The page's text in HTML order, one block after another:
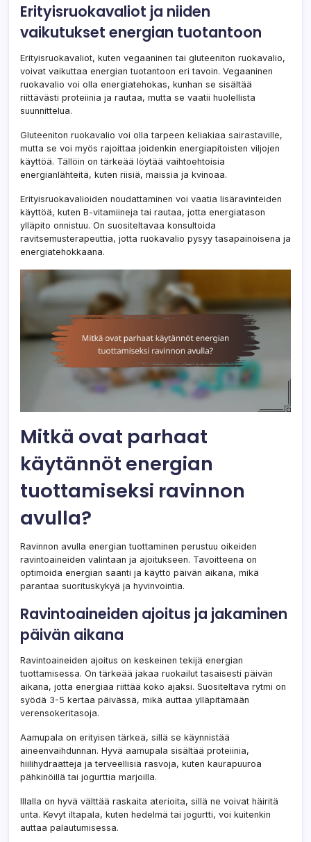
Erityisruokavaliot ja niiden
vaikutukset energian tuotantoon
Erityisruokavaliot, kuten vegaaninen tai gluteeniton ruokavalio,
voivat vaikuttaa energian tuotantoon eri tavoin. Vegaaninen
ruokavalio voi olla energiatehokas, kunhan se sisältää
riittävästi proteiinia ja rautaa, mutta se vaatii huolellista
suunnittelua.
Gluteeniton ruokavalio voi olla tarpeen keliakiaa sairastaville,
mutta se voi myös rajoittaa joidenkin energiapitoisten viljojen
käyttöä. Tällöin on tärkeää löytää vaihtoehtoisia
energianlähteitä, kuten riisiä, maissia ja kvinoaa.
Erityisruokavalioiden noudattaminen voi vaatia lisäravinteiden
käyttöä, kuten B-vitamiineja tai rautaa, jotta energiatason
ylläpito onnistuu. On suositeltavaa konsultoida
ravitsemusterapeuttia, jotta ruokavalio pysyy tasapainoisena ja
energiatehokkaana.
Mitkä ovat parhaat
käytännöt energian
tuottamiseksi ravinnon
avulla?
Ravinnon avulla energian tuottaminen perustuu oikeiden
ravintoaineiden valintaan ja ajoitukseen. Tavoitteena on
optimoida energian saanti ja käyttö päivän aikana, mikä
parantaa suorituskykyä ja hyvinvointia.
Ravintoaineiden ajoitus ja jakaminen
päivän aikana
Ravintoaineiden ajoitus on keskeinen tekijä energian
tuottamisessa. On tärkeää jakaa ruokailut tasaisesti päivän
aikana, jotta energiaa riittää koko ajaksi. Suositeltava rytmi on
syödä 3-5 kertaa päivässä, mikä auttaa ylläpitämään
verensokeritasoja.
Aamupala on erityisen tärkeä, sillä se käynnistää
aineenvaihdunnan. Hyvä aamupala sisältää proteiinia,
hiilihydraatteja ja terveellisiä rasvoja, kuten kaurapuuroa
pähkinöillä tai jogurttia marjoilla.
Illalla on hyvä välttää raskaita aterioita, sillä ne voivat häiritä
unta. Kevyt iltapala, kuten hedelmä tai jogurtti, voi kuitenkin
auttaa palautumisessa.